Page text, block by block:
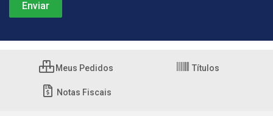
Meus Pedidos Títulos
Notas Fiscais